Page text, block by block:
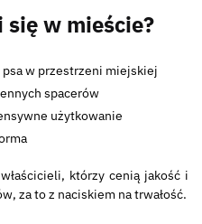
w mieście?
w przestrzeni miejskiej
spacerów
użytkowanie
którzy cenią jakość i
za to z naciskiem na trwałość.